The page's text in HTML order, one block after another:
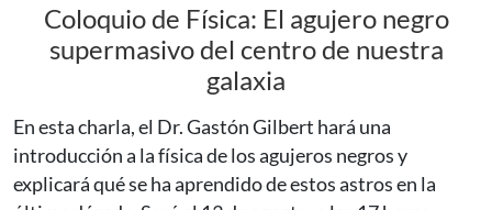
Coloquio de Física: El agujero negro
supermasivo del centro de nuestra
galaxia
En esta charla, el Dr. Gastón Gilbert hará una
introducción a la física de los agujeros negros y
explicará qué se ha aprendido de estos astros en la